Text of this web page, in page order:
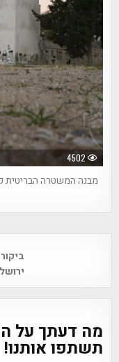
4502
מבנה המשטרה הבריטית
navigation
מה דעתך על
תשתפו אותנו!